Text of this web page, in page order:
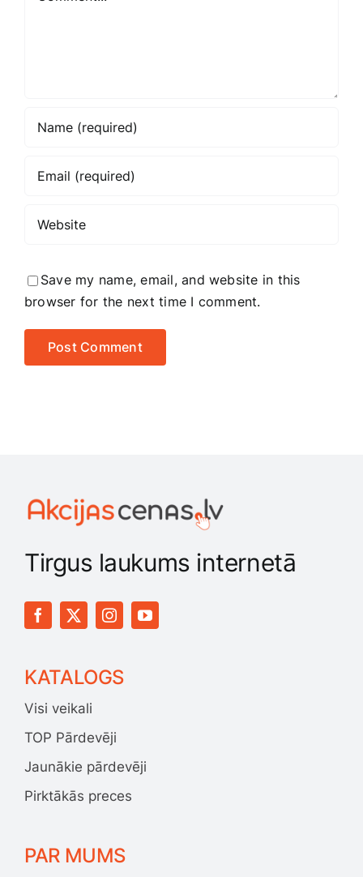
Save my name, email, and website in this
browser for the next time I comment.
Tirgus laukums internetā
KATALOGS
Visi veikali
TOP Pārdevēji
Jaunākie pārdevēji
Pirktākās preces
PAR MUMS